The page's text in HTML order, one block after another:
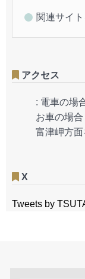
関連サイ
アクセス
: 電車の場
お車の場
富津岬方面
X
Tweets by